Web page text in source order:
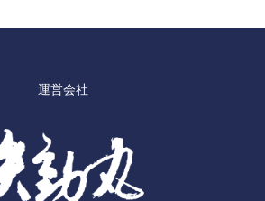
運営会社